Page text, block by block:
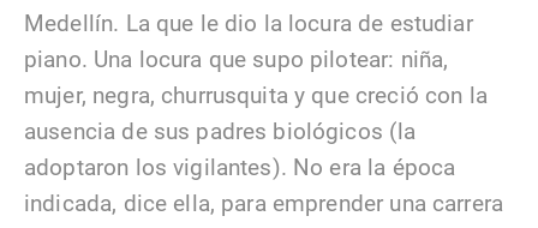
Medellín. La que le dio la locura de estudiar
piano. Una locura que supo pilotear: niña,
mujer, negra, churrusquita y que creció con la
ausencia de sus padres biológicos (la
adoptaron los vigilantes). No era la época
indicada, dice ella, para emprender una carrera